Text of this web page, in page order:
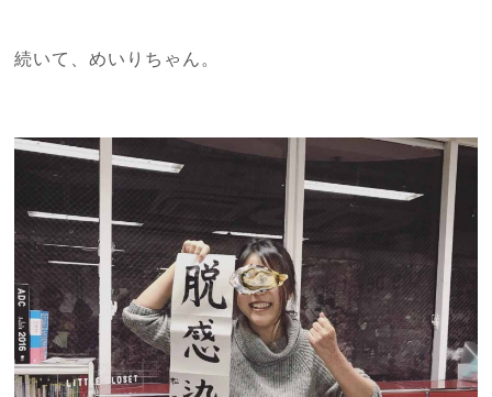
続いて、めいりちゃん。